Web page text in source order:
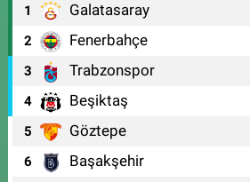
1 Galatasaray
2 Fenerbahçe
3 Trabzonspor
4 Beşiktaş
5 Göztepe
6 Başakşehir